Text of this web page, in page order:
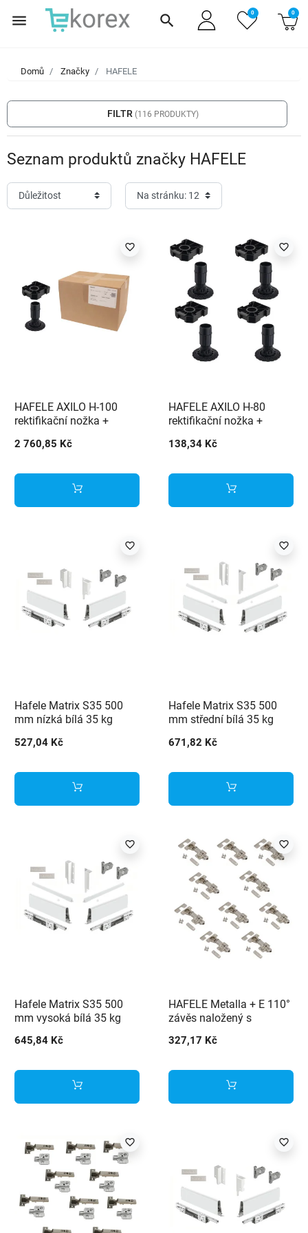
menu search 0 0
Domů Značky HAFELE
FILTR (116 PRODUKTY)
Seznam produktů značky HAFELE
favorite_border
HAFELE AXILO H-100
rektifikační nožka +
2 760,85 Kč
favorite_border
HAFELE AXILO H-80
rektifikační nožka +
138,34 Kč
favorite_border
Hafele Matrix S35 500
mm nízká bílá 35 kg
527,04 Kč
favorite_border
Hafele Matrix S35 500
mm střední bílá 35 kg
671,82 Kč
favorite_border
Hafele Matrix S35 500
mm vysoká bílá 35 kg
645,84 Kč
favorite_border
HAFELE Metalla + E 110°
závěs naložený s
327,17 Kč
favorite_border favorite_border